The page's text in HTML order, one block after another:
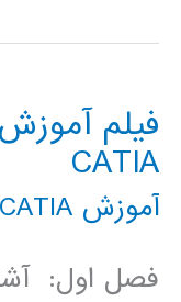
فیلم آموزش
CATIA
آموزش CATIA
فصل اول: